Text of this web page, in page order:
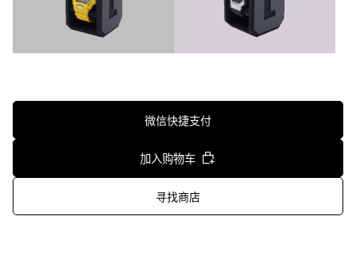
微信快捷支付
加入购物车
寻找商店